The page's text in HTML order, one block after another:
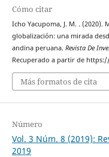
Cómo citar
Icho Yacupoma, J. M. .
globalización: una mirada
andina peruana. Revista De
Recuperado a partir de
Más formatos de cita
Número
Vol. 3 Núm. 8 (2019):
2019